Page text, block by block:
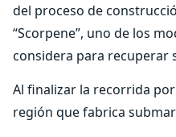
del proceso de
“Scorpene”, uno de los
considera para recuperar
Al finalizar la recorrida
región que fabrica